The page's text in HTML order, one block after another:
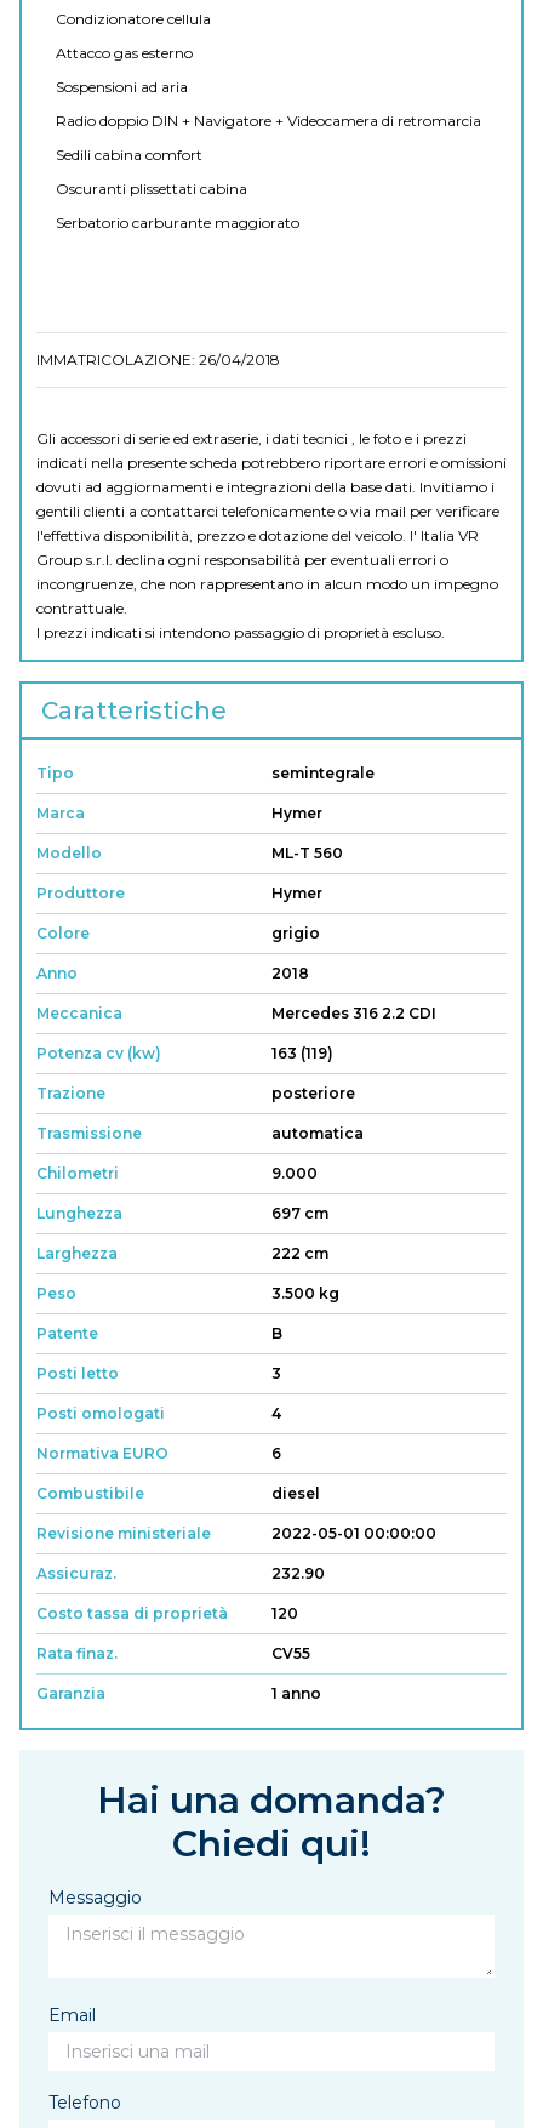
Condizionatore cellula
Attacco gas esterno
Sospensioni ad aria
Radio doppio DIN + Navigatore + Videocamera di retromarcia
Sedili cabina comfort
Oscuranti plissettati cabina
Serbatorio carburante maggiorato
IMMATRICOLAZIONE: 26/04/2018
Gli accessori di serie ed extraserie, i dati tecnici , le foto e i prezzi
indicati nella presente scheda potrebbero riportare errori e omissioni
dovuti ad aggiornamenti e integrazioni della base dati. Invitiamo i
gentili clienti a contattarci telefonicamente o via mail per verificare
l'effettiva disponibilità, prezzo e dotazione del veicolo. I' Italia VR
Group s.r.l. declina ogni responsabilità per eventuali errori o
incongruenze, che non rappresentano in alcun modo un impegno
contrattuale.
I prezzi indicati si intendono passaggio di proprietà escluso.
Caratteristiche
Tipo semintegrale
Marca Hymer
Modello ML-T 560
Produttore Hymer
Colore grigio
Anno 2018
Meccanica Mercedes 316 2.2 CDI
Potenza cv (kw) 163 (119)
Trazione posteriore
Trasmissione automatica
Chilometri 9.000
Lunghezza 697 cm
Larghezza 222 cm
Peso 3.500 kg
Patente B
Posti letto 3
Posti omologati 4
Normativa EURO 6
Combustibile diesel
Revisione ministeriale 2022-05-01 00:00:00
Assicuraz. 232.90
Costo tassa di proprietà 120
Rata finaz. CV55
Garanzia 1 anno
Hai una domanda?
Chiedi qui!
Messaggio
Email
Telefono